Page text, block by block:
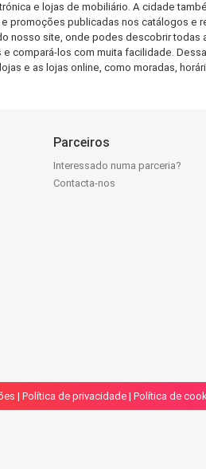
e lojas de mobiliário. A cidade
publicadas nos catálogos e
site, onde podes descobrir
los com muita facilidade.
e as lojas online, como moradas,
Parceiros
Interessado numa parceria?
Contacta-nos
| Política de privacidade | Política de